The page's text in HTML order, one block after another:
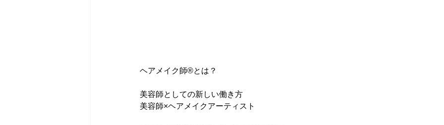
ヘアメイク師®とは？
美容師としての新しい働き方
美容師×ヘアメイクアーティスト